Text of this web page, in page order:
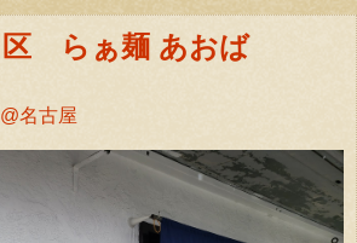
区 らぁ麺 あおば
名古屋